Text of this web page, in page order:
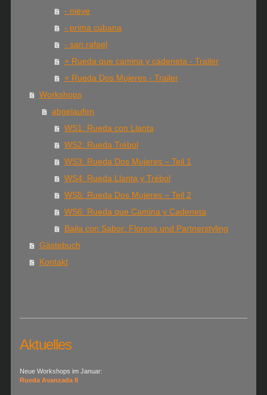
- nieve
- prima cubana
- san rafael
+ Rueda que camina y cadeneta - Trailer
+ Rueda Dos Mujeres - Trailer
Workshops
abgelaufen
WS1: Rueda con Llanta
WS2: Rueda Trébol
WS3: Rueda Dos Mujeres – Teil 1
WS4: Rueda Llanta y Trébol
WS5: Rueda Dos Mujeres – Teil 2
WS6: Rueda que Camina y Cadeneta
Baila con Sabor: Floreos und Partnerstyling
Gästebuch
Kontakt
Aktuelles
Neue Workshops im Januar:
Rueda Avanzada II